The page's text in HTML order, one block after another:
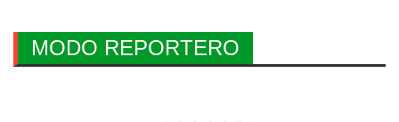
MODO REPORTERO